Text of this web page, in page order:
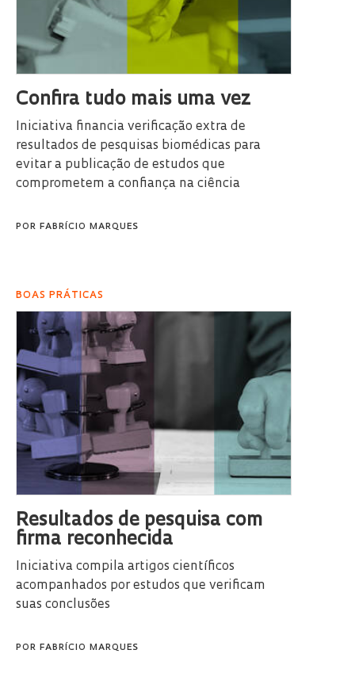
Confira tudo mais uma vez
Iniciativa financia verificação extra de
resultados de pesquisas biomédicas para
evitar a publicação de estudos que
comprometem a confiança na ciência
POR FABRÍCIO MARQUES
BOAS PRÁTICAS
Resultados de pesquisa com
firma reconhecida
Iniciativa compila artigos científicos
acompanhados por estudos que verificam
suas conclusões
POR FABRÍCIO MARQUES